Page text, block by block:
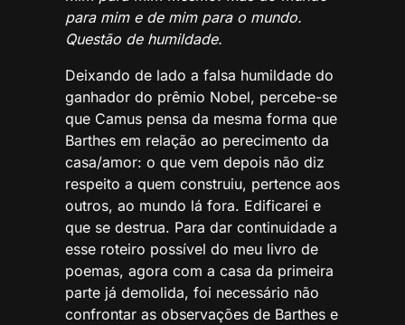
para mim e de mim para o mundo.
Questão de humildade.
Deixando de lado a falsa humildade do
ganhador do prêmio Nobel, percebe-se
que Camus pensa da mesma forma que
Barthes em relação ao perecimento da
casa/amor: o que vem depois não diz
respeito a quem construiu, pertence aos
outros, ao mundo lá fora. Edificarei e
que se destrua. Para dar continuidade a
esse roteiro possível do meu livro de
poemas, agora com a casa da primeira
parte já demolida, foi necessário não
confrontar as observações de Barthes e